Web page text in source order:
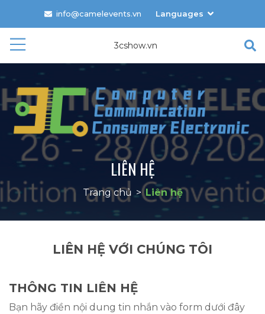
info@camelevents.vn Languages
3cshow.vn
LIÊN HỆ
Trang chủ > Liên hệ
LIÊN HỆ VỚI CHÚNG TÔI
THÔNG TIN LIÊN HỆ
Bạn hãy điền nội dung tin nhắn vào form dưới đây